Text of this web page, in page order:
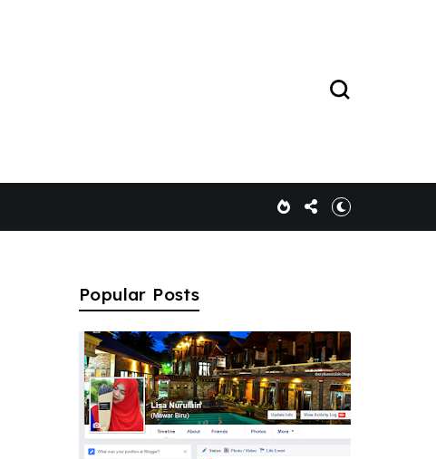
Popular Posts